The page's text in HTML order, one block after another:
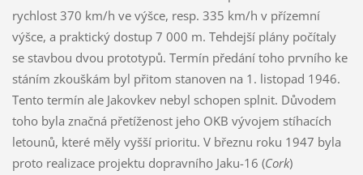
rychlost 370 km/h ve výšce, resp. 335 km/h v přízemní
výšce, a praktický dostup 7 000 m. Tehdejší plány počítaly
se stavbou dvou prototypů. Termín předání toho prvního ke
stáním zkouškám byl přitom stanoven na 1. listopad 1946.
Tento termín ale Jakovkev nebyl schopen splnit. Důvodem
toho byla značná přetíženost jeho OKB vývojem stíhacích
letounů, které měly vyšší prioritu. V březnu roku 1947 byla
proto realizace projektu dopravního Jaku-16 (Cork)